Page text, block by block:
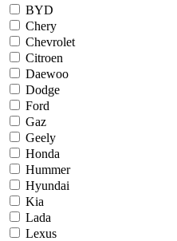
BYD
Chery
Chevrolet
Citroen
Daewoo
Dodge
Ford
Gaz
Geely
Honda
Hummer
Hyundai
Kia
Lada
Lexus